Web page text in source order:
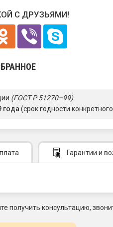
С ДРУЗЬЯМИ!
(ГОСТ Р 51270–99)
года(срок годности
Гарантии и
получить консультацию,